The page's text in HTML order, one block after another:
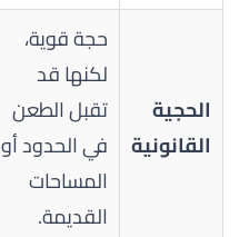
الحجية
القانونية
حجة قوية،
لكنها قد
تقبل الطعن
في الحدود أو
المساحات
القديمة.